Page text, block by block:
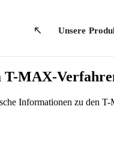
Unsere
T-MAX-
Informationen zu den